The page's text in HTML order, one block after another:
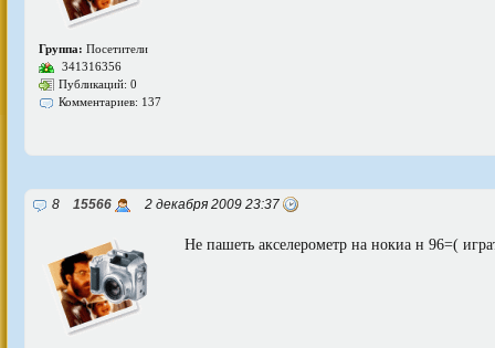
Группа: Посетители
341316356
Публикаций: 0
Комментариев: 137
8 15566 2 декабря 2009 23:37
Не пашеть акселерометр на нокиа н 96=(